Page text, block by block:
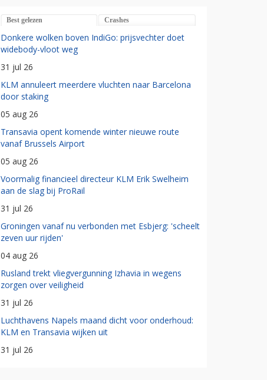
Best gelezen Crashes
Donkere wolken boven IndiGo: prijsvechter doet
widebody-vloot weg
31 jul 26
KLM annuleert meerdere vluchten naar Barcelona
door staking
05 aug 26
Transavia opent komende winter nieuwe route
vanaf Brussels Airport
05 aug 26
Voormalig financieel directeur KLM Erik Swelheim
aan de slag bij ProRail
31 jul 26
Groningen vanaf nu verbonden met Esbjerg: 'scheelt
zeven uur rijden'
04 aug 26
Rusland trekt vliegvergunning Izhavia in wegens
zorgen over veiligheid
31 jul 26
Luchthavens Napels maand dicht voor onderhoud:
KLM en Transavia wijken uit
31 jul 26